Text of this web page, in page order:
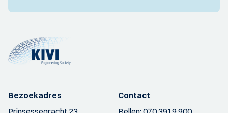
Bezoekadres
Contact